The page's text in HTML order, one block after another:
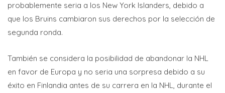
probablemente seria a los New York Islanders, debido a
que los Bruins cambiaron sus derechos por la selección de
segunda ronda.
También se considera la posibilidad de abandonar la NHL
en favor de Europa y no seria una sorpresa debido a su
éxito en Finlandia antes de su carrera en la NHL, durante el